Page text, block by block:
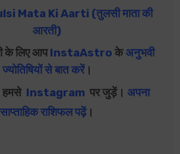
Mata Ki Aarti (तुलसी माता की
आरती)
के लिए आपInstaAstro केअनुभवी
ज्योतिषियों से बात करें।
हमसे Instagram पर जुड़ें। अपना
साप्ताहिक राशिफल पढ़ें।